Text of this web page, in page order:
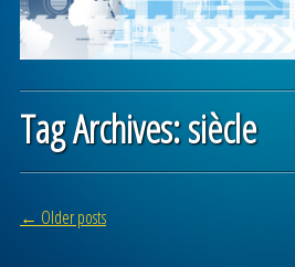
Tag Archives:siècle
Post navigation
← Older posts